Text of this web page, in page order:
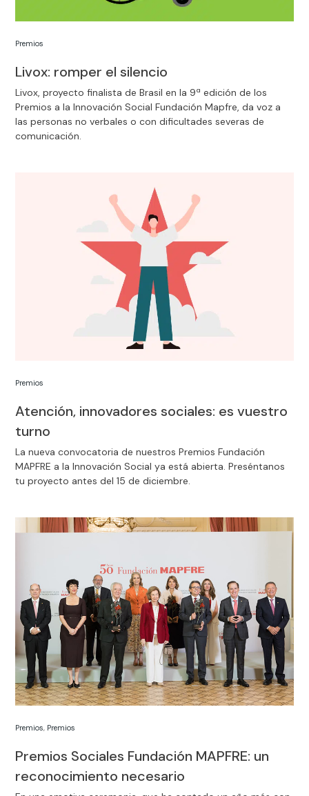
Livox: romper el silencio
Premios
Livox, proyecto finalista de Brasil en la 9ª edición de los
Premios a la Innovación Social Fundación Mapfre, da voz a
las personas no verbales o con dificultades severas de
comunicación.
Atención, innovadores sociales: es vuestro
turno
Premios
La nueva convocatoria de nuestros Premios Fundación
MAPFRE a la Innovación Social ya está abierta. Preséntanos
tu proyecto antes del 15 de diciembre.
Premios Sociales Fundación MAPFRE: un
reconocimiento necesario
Premios, Premios